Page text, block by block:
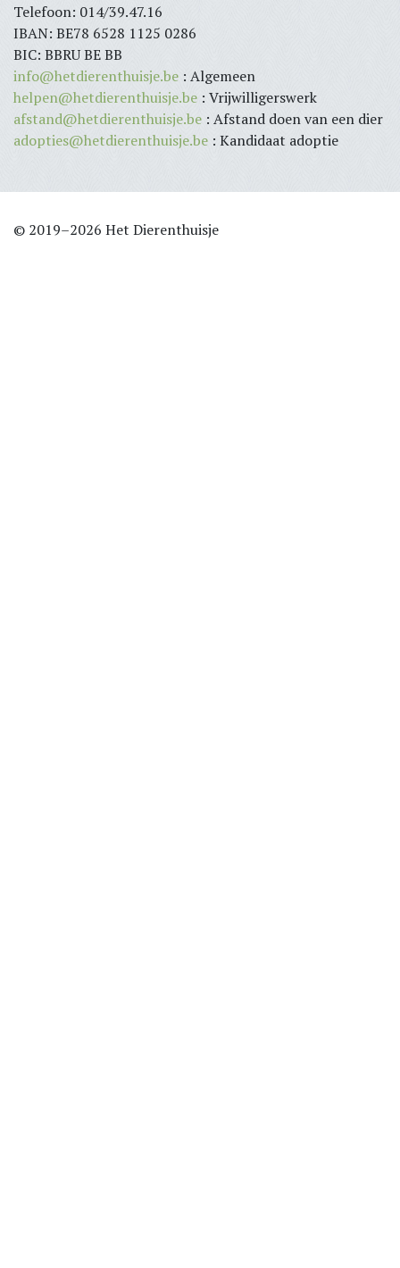
Telefoon: 014/39.47.16
IBAN: BE78 6528 1125 0286
BIC: BBRU BE BB
info@hetdierenthuisje.be : Algemeen
helpen@hetdierenthuisje.be : Vrijwilligerswerk
afstand@hetdierenthuisje.be : Afstand doen van een dier
adopties@hetdierenthuisje.be : Kandidaat adoptie
© 2019–2026 Het Dierenthuisje